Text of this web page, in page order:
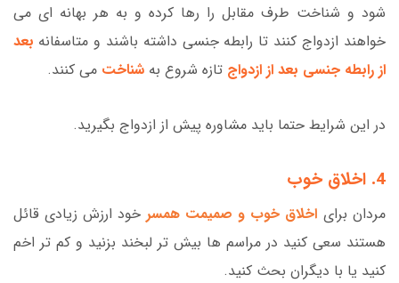
شود و شناخت طرف مقابل را رها کرده و به هر بهانه ای می
خواهند ازدواج کنند تا رابطه جنسی داشته باشند و متاسفانه بعد
از رابطه جنسی بعد از ازدواج تازه شروع به شناخت می کنند.
در این شرایط حتما باید مشاوره پیش از ازدواج بگیرید.
4. اخلاق خوب
مردان برای اخلاق خوب و صمیمت همسر خود ارزش زیادی قائل
هستند سعی کنید در مراسم ها بیش تر لبخند بزنید و کم تر اخم
کنید یا با دیگران بحث کنید.